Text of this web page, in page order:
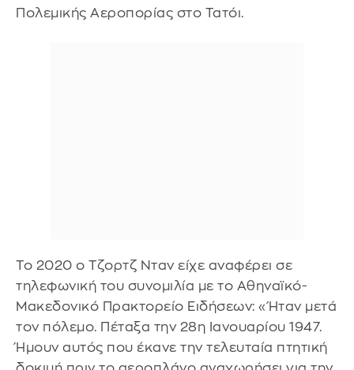
Πολεμικής Αεροπορίας στο Τατόι.
Το 2020 ο Τζορτζ Νταν είχε αναφέρει σε
τηλεφωνική του συνομιλία με το Αθηναϊκό-
Μακεδονικό Πρακτορείο Ειδήσεων: «Ήταν μετά
τον πόλεμο. Πέταξα την 28η Ιανουαρίου 1947.
Ήμουν αυτός που έκανε την τελευταία πτητική